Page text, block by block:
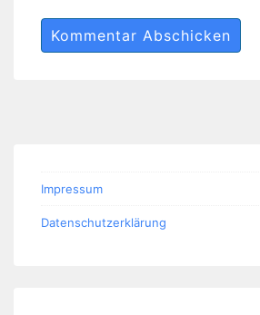
Impressum
Datenschutzerklärung